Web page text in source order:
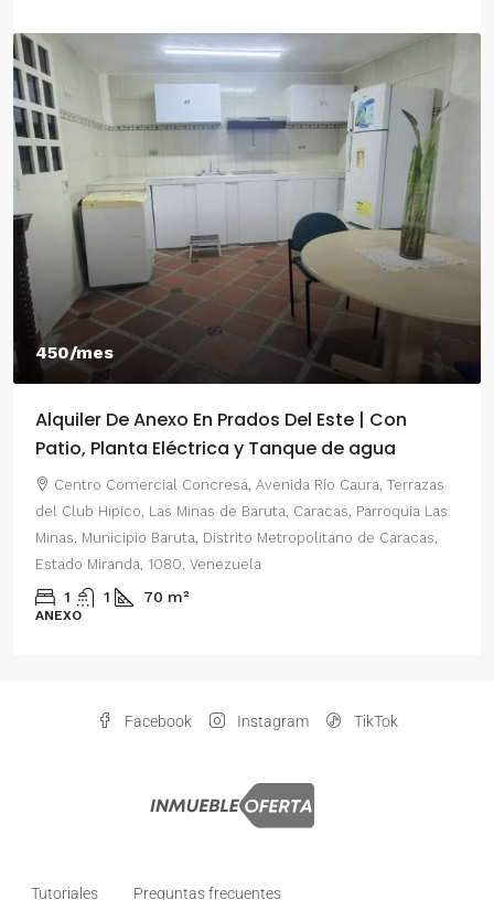
450/mes
Alquiler De Anexo En Prados Del Este | Con
Patio, Planta Eléctrica y Tanque de agua
Centro Comercial Concresa, Avenida Río Caura, Terrazas
del Club Hípico, Las Minas de Baruta, Caracas, Parroquia Las
Minas, Municipio Baruta, Distrito Metropolitano de Caracas,
Estado Miranda, 1080, Venezuela
1 1 70 m²
ANEXO
Facebook Instagram TikTok
Tutoriales Preguntas frecuentes